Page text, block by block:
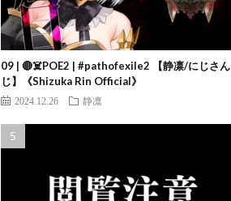
09 | 🔴☠️POE2 | #pathofexile2 【静凛/にじさん
じ】《Shizuka Rin Official》
2024.12.26 静凛